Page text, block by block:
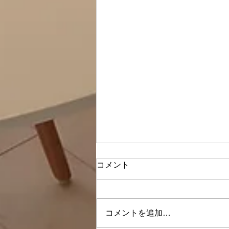
コメント
コメントを追加…